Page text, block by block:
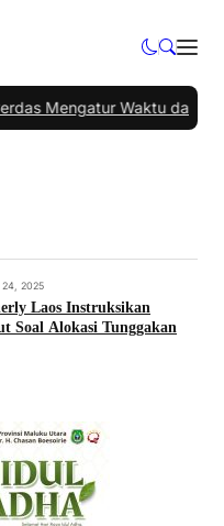
Mengatur Waktu dan
24, 2025
Laos Instruksikan
Soal Alokasi Tunggakan